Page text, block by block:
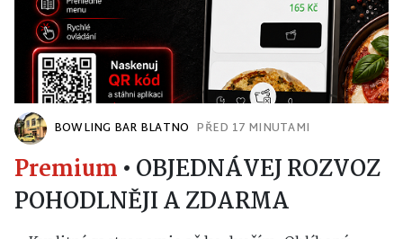
BOWLING BAR BLATNO PŘED 17 MINUTAMI
Premium • OBJEDNÁVEJ ROZVOZ
POHODLNĚJI A ZDARMA